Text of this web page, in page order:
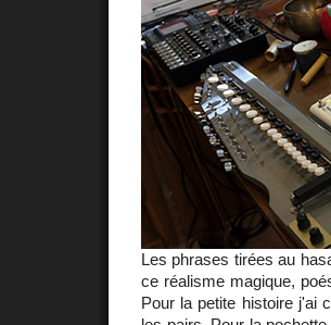
Les phrases tirées au
ce réalisme magique,
Pour la petite histoire j'ai